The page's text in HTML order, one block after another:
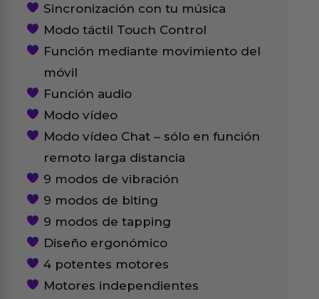
Sincronización con tu música
Modo táctil Touch Control
Función mediante movimiento del
móvil
Función audio
Modo vídeo
Modo vídeo Chat – sólo en función
remoto larga distancia
9 modos de vibración
9 modos de biting
9 modos de tapping
Diseño ergonómico
4 potentes motores
Motores independientes